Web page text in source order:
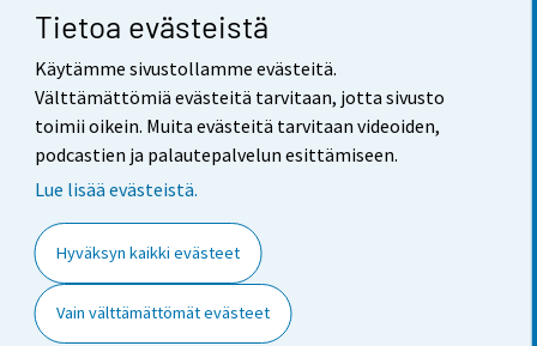
Tietoa evästeistä
Käytämme sivustollamme evästeitä.
Välttämättömiä evästeitä tarvitaan, jotta sivusto
toimii oikein. Muita evästeitä tarvitaan videoiden,
podcastien ja palautepalvelun esittämiseen.
Lue lisää evästeistä.
Hyväksyn kaikki evästeet
Vain välttämättömät evästeet
Yhteystiedot
Palaute
Käyttöehdot
Saavutettavuus
Tietoa sivustosta
Evästeasetukset